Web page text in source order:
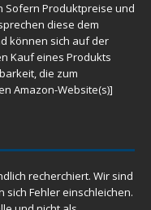
Sofern Produktpreise und
diese dem
können sich auf der
Kauf eines Produkts
die zum
Amazon-Website(s)]
recherchiert. Wir sind
Fehler einschleichen.